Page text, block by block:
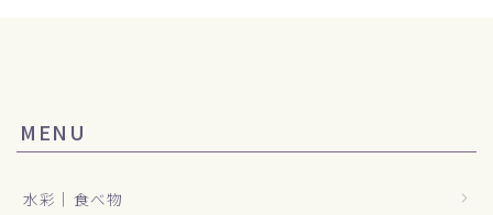
MENU
水彩｜食べ物